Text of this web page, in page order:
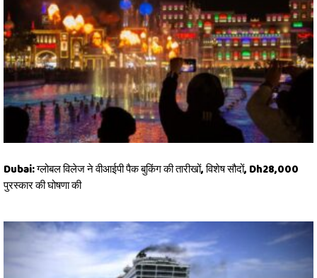
Dubai: ग्लोबल विलेज ने वीआईपी पैक बुकिंग की तारीखों, विशेष सौदों, Dh28,000
पुरस्कार की घोषणा की